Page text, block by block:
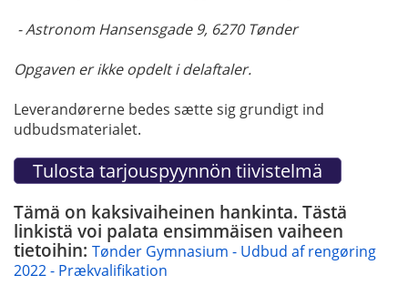
- Astronom Hansensgade 9, 6270 Tønder
Opgaven er ikke opdelt i delaftaler.
Leverandørerne bedes sætte sig grundigt ind
udbudsmaterialet.
Tämä on kaksivaiheinen hankinta. Tästä
linkistä voi palata ensimmäisen vaiheen
tietoihin: Tønder Gymnasium - Udbud af rengøring
2022 - Prækvalifikation